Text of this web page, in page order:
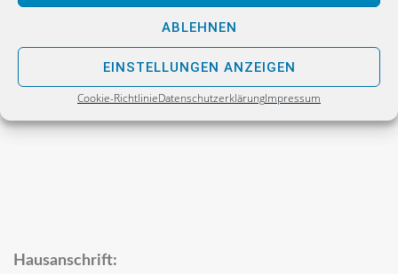
ABLEHNEN
EINSTELLUNGEN ANZEIGEN
Cookie-RichtlinieDatenschutzerklärungImpressum
Sebastian Wippel
Alternative für Deutschland
Postfach 30 06 17
Hausanschrift: